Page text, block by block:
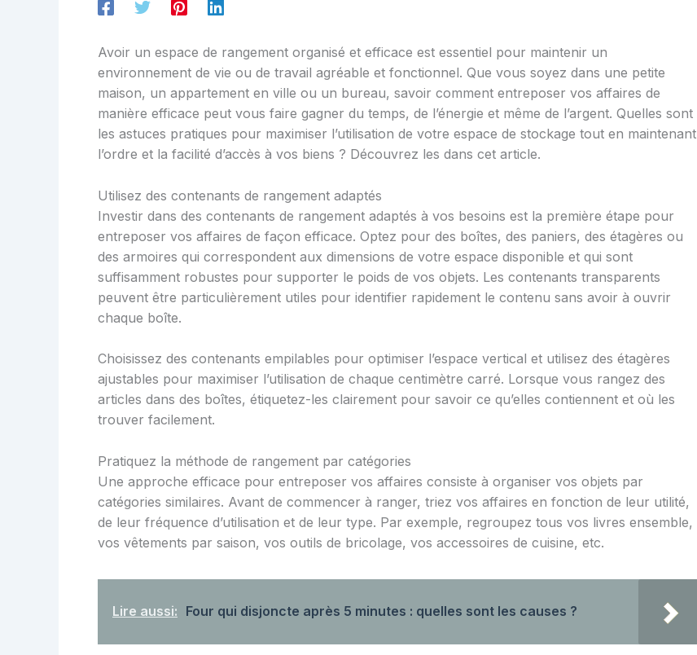
Avoir un espace de rangement organisé et efficace est essentiel pour maintenir un
environnement de vie ou de travail agréable et fonctionnel. Que vous soyez dans une petite
maison, un appartement en ville ou un bureau, savoir comment entreposer vos affaires de
manière efficace peut vous faire gagner du temps, de l’énergie et même de l’argent. Quelles sont
les astuces pratiques pour maximiser l’utilisation de votre espace de stockage tout en maintenant
l’ordre et la facilité d’accès à vos biens ? Découvrez les dans cet article.
Utilisez des contenants de rangement adaptés
Investir dans des contenants de rangement adaptés à vos besoins est la première étape pour
entreposer vos affaires de façon efficace. Optez pour des boîtes, des paniers, des étagères ou
des armoires qui correspondent aux dimensions de votre espace disponible et qui sont
suffisamment robustes pour supporter le poids de vos objets. Les contenants transparents
peuvent être particulièrement utiles pour identifier rapidement le contenu sans avoir à ouvrir
chaque boîte.
Choisissez des contenants empilables pour optimiser l’espace vertical et utilisez des étagères
ajustables pour maximiser l’utilisation de chaque centimètre carré. Lorsque vous rangez des
articles dans des boîtes, étiquetez-les clairement pour savoir ce qu’elles contiennent et où les
trouver facilement.
Pratiquez la méthode de rangement par catégories
Une approche efficace pour entreposer vos affaires consiste à organiser vos objets par
catégories similaires. Avant de commencer à ranger, triez vos affaires en fonction de leur utilité,
de leur fréquence d’utilisation et de leur type. Par exemple, regroupez tous vos livres ensemble,
vos vêtements par saison, vos outils de bricolage, vos accessoires de cuisine, etc.
Lire aussi: Four qui disjoncte après 5 minutes : quelles sont les causes ?